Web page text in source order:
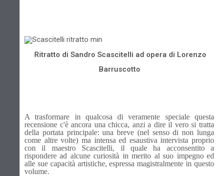
Ritratto di Sandro Scascitelli ad opera di Lorenzo
Barruscotto
A trasformare in qualcosa di veramente speciale questa
recensione c'è ancora una chicca, anzi a dire il vero si tratta
della portata principale: una breve (nel senso di non lunga
come altre volte) ma intensa ed esaustiva intervista proprio
con il maestro Scascitelli, il quale ha acconsentito a
rispondere ad alcune curiosità in merito al suo impegno ed
alle sue capacità artistiche, espressa magistralmente in questo
volume.